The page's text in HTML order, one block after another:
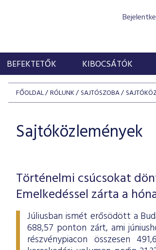
BEFEKTETŐK KIBOCSÁTÓK
FŐOLDAL RÓLUNK SAJTÓSZOBA
Sajtóközlemények
Történelmi csúcsokat
Emelkedéssel zárta a
Júliusban ismét erősödött a
688,57 ponton zárt, ami
részvénypiacon összesen